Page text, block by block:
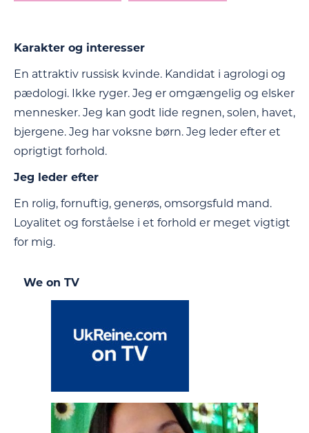
Karakter og interesser
En attraktiv russisk kvinde. Kandidat i agrologi og
pædologi. Ikke ryger. Jeg er omgængelig og elsker
mennesker. Jeg kan godt lide regnen, solen, havet,
bjergene. Jeg har voksne børn. Jeg leder efter et
oprigtigt forhold.
Jeg leder efter
En rolig, fornuftig, generøs, omsorgsfuld mand.
Loyalitet og forståelse i et forhold er meget vigtigt
for mig.
We on TV